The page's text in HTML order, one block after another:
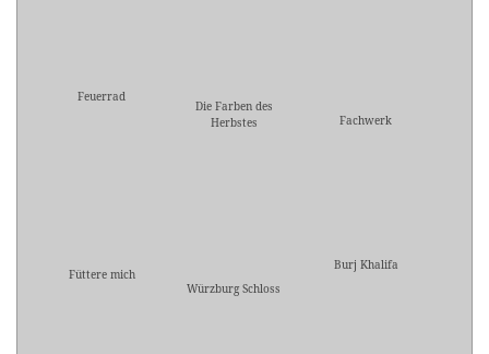
Feuerrad
Die Farben des
Herbstes
Fachwerk
Füttere mich
Würzburg Schloss
Burj Khalifa